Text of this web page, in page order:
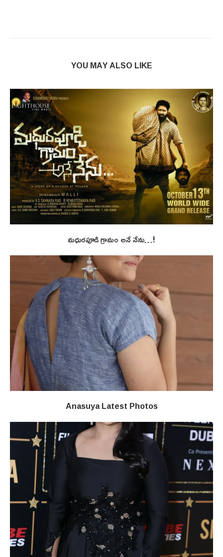
YOU MAY ALSO LIKE
మధురపూడి గ్రామం అనే నేను…!
Anasuya Latest Photos